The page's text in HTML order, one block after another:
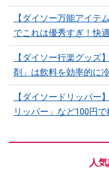
【ダイソー万能アイテ
でこれは優秀すぎ！快
【ダイソー行楽グッズ
剤」は飲料を効率的に
【ダイソードリッパー
リッパー」など100円